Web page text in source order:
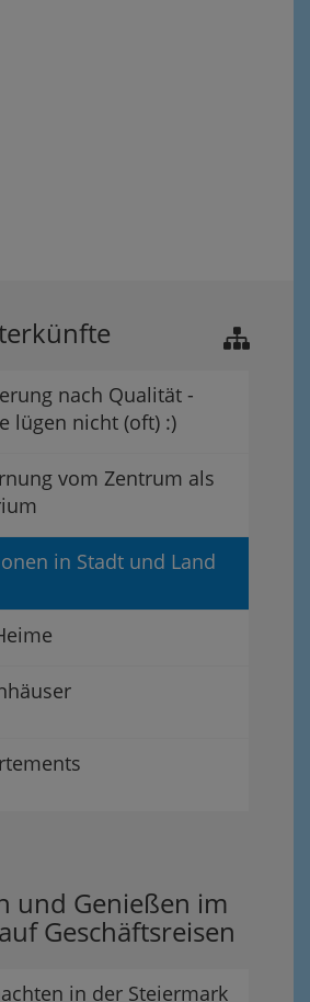
nach Qualität -
lügen nicht (oft) :)
vom Zentrum als
in Stadt und Land
und Genießen im
Geschäftsreisen
in der Steiermark